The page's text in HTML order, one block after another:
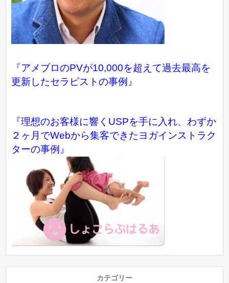
『アメブロのPVが10,000を超えて過去最高を
更新したセラピストの事例』
『理想のお客様に響くUSPを手に入れ、わずか
２ヶ月でWebから集客できたヨガインストラク
ターの事例』
カテゴリー